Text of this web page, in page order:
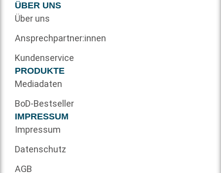
ÜBER UNS
Über uns
Ansprechpartner:innen
Kundenservice
PRODUKTE
Mediadaten
BoD-Bestseller
IMPRESSUM
Impressum
Datenschutz
AGB